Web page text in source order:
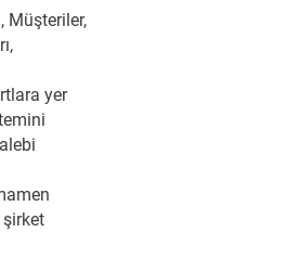
Müşteriler,
yer
şirket